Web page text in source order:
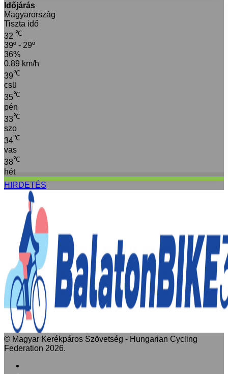
Időjárás
Magyarország
Tiszta idő
32 ℃
39º - 29º
36%
0.89 km/h
39℃
csü
35℃
pén
33℃
szo
34℃
vas
38℃
hét
HIRDETÉS
© Magyar Kerékpáros Szövetség - Hungarian Cycling
Federation 2026.